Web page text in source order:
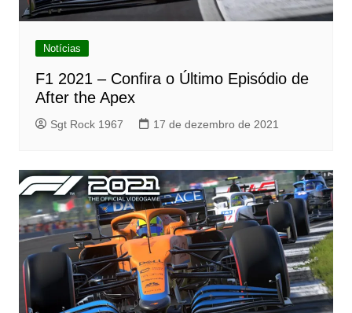
Notícias
F1 2021 – Confira o Último Episódio de
After the Apex
Sgt Rock 1967 17 de dezembro de 2021